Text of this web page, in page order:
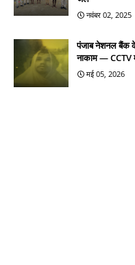
नवंबर 02, 2025
पंजाब नेशनल बैंक के
नाकाम —
मई 05, 2026